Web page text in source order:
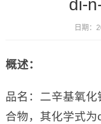
di-
日期：
概述：
品名：二辛基氧
合物，其化学式为